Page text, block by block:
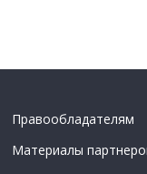
Правообладателям
Материалы